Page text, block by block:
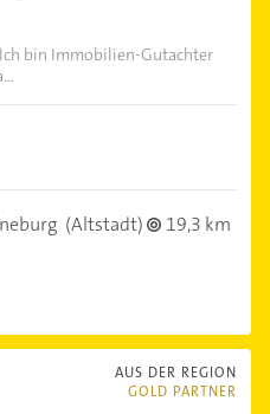
bin Immobilien-Gutachter
(Altstadt)
19,3 km
AUS DER REGION
GOLD PARTNER